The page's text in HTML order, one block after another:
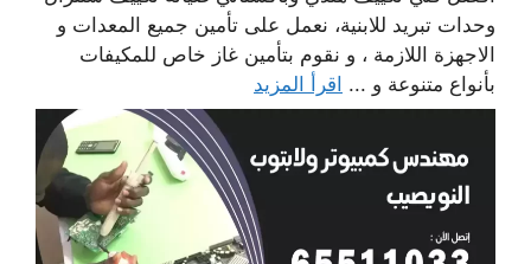
وحدات تبريد للابنية، نعمل على تأمين جميع المعدات و
الاجهزة اللازمة ، و نقوم بتأمين غاز خاص للمكيفات
بأنواع متنوعة و ... اقرأ المزيد